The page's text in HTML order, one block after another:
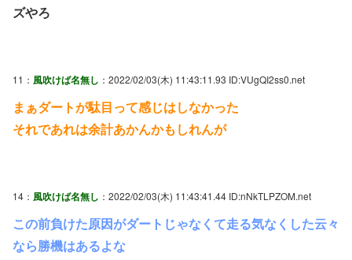
ズやろ
11： 風吹けば名無し ：2022/02/03(木) 11:43:11.93 ID:VUgQI2ss0.net
まぁダートが駄目って感じはしなかった
それであれは余計あかんかもしれんが
14： 風吹けば名無し ：2022/02/03(木) 11:43:41.44 ID:nNkTLPZOM.net
この前負けた原因がダートじゃなくて走る気なくした云々
なら勝機はあるよな